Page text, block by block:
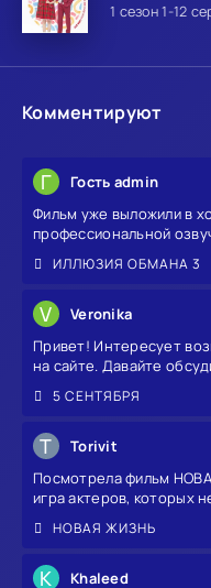
1 сезон 1-12
Комментируют
Г Гость admin
Фильм уже выложили в
профессиональной
ИЛЛЮЗИЯ ОБМАНА 3
V Veronika
Привет! Интересует
на сайте. Давайте
5 СЕНТЯБРЯ
T Torivit
Посмотрела фильм
игра актеров, которых
НОВАЯ ЖИЗНЬ
K Khaleed